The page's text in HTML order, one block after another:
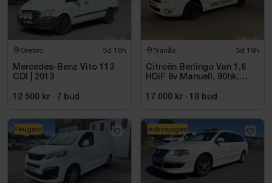
Örebro 3d 18h
Mercedes-Benz Vito 113
CDI | 2013
12 500 kr · 7 bud
Tranås 3d 19h
Citroën Berlingo Van 1.6
HDiF 8v Manuell, 90hk,
17 000 kr · 18 bud
Peugeot Volkswagen